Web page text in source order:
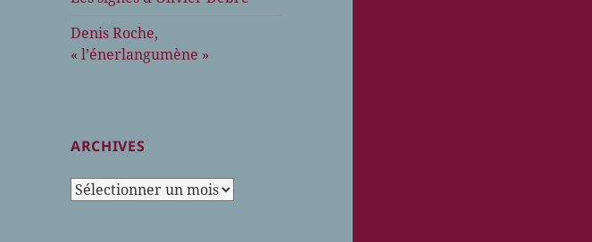
Denis Roche,
« l’énerlangumène »
ARCHIVES
Archives